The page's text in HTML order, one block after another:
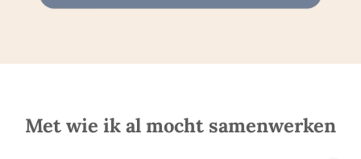
Met wie ik al mocht samenwerken